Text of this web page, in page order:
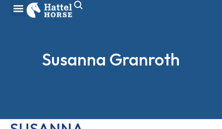
Susanna Granroth